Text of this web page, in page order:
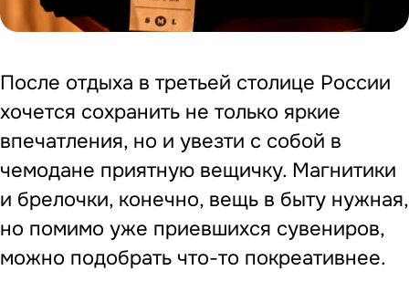
После отдыха в третьей столице России
хочется сохранить не только яркие
впечатления, но и увезти с собой в
чемодане приятную вещичку. Магнитики
и брелочки, конечно, вещь в быту нужная,
но помимо уже приевшихся сувениров,
можно подобрать что-то покреативнее.